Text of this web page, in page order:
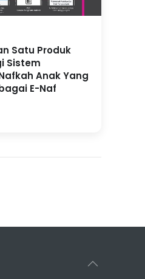
Satu Produk
Sistem
Anak Yang
E-Naf